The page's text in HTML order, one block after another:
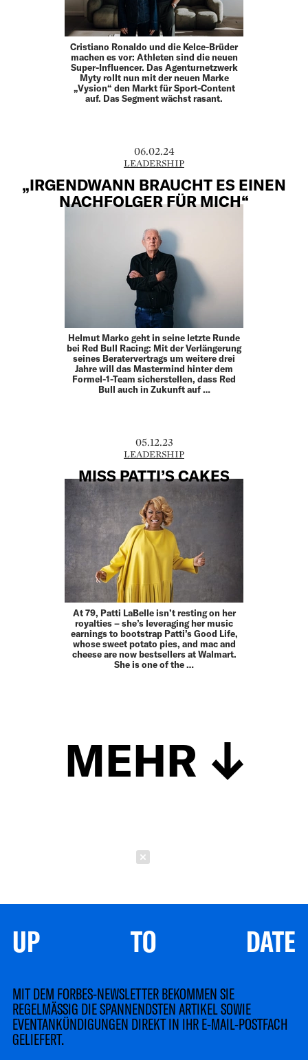
Cristiano Ronaldo und die Kelce-Brüder
machen es vor: Athleten sind die neuen
Super-Influencer. Das Agenturnetzwerk
Myty rollt nun mit der neuen Marke
„Vysion“ den Markt für Sport-Content
auf. Das Segment wächst rasant.
06.02.24
LEADERSHIP
„IRGENDWANN BRAUCHT ES EINEN
NACHFOLGER FÜR MICH“
Helmut Marko geht in seine letzte Runde
bei Red Bull Racing: Mit der Verlängerung
seines Beratervertrags um weitere drei
Jahre will das Mastermind hinter dem
Formel-1-Team sicherstellen, dass Red
Bull auch in Zukunft auf …
05.12.23
LEADERSHIP
MISS PATTI’S CAKES
At 79, Patti LaBelle isn’t resting on her
royalties – she’s leveraging her music
earnings to bootstrap Patti’s Good Life,
whose sweet potato pies, and mac and
cheese are now bestsellers at Walmart.
She is one of the …
MEHR
UP TO DATE
MIT DEM FORBES-NEWSLETTER BEKOMMEN SIE
REGELMÄSSIG DIE SPANNENDSTEN ARTIKEL SOWIE
EVENTANKÜNDIGUNGEN DIREKT IN IHR E-MAIL-POSTFACH
GELIEFERT.